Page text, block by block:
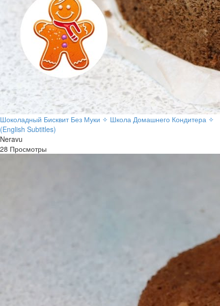
Шоколадный Бисквит Без Муки ✧ Школа Домашнего Кондитера ✧
(English Subtitles)
Neravu
28 Просмотры